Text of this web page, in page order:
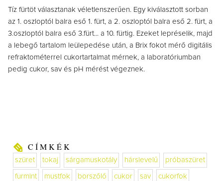
Tíz fürtöt választanak véletlenszerűen. Egy kiválasztott sorban
az 1. oszloptól balra eső 1. fürt, a 2. oszloptól balra eső 2. fürt, a
3.oszloptól balra eső 3.fürt... a 10. fürtig. Ezeket lepréselik, majd
a lebegő tartalom leülepedése után, a Brix fokot mérő digitális
refraktométerrel cukortartalmat mérnek, a laboratóriumban
pedig cukor, sav és pH mérést végeznek.
CÍMKÉK
szüret tokaj sárgamuskotály hárslevelű próbaszüret
furmint mustfok borszőlő cukor sav cukorfok